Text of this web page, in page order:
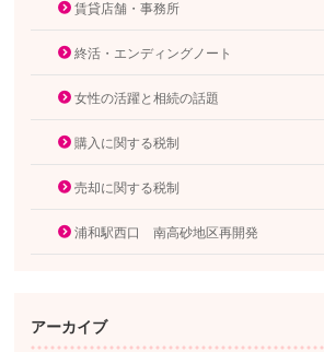
賃貸店舗・事務所
終活・エンディングノート
女性の活躍と相続の話題
購入に関する税制
売却に関する税制
浦和駅西口 南高砂地区再開発
アーカイブ